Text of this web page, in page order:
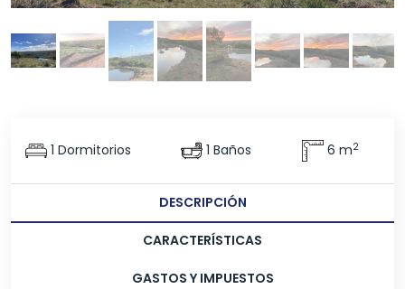
1 Dormitorios 1 Baños 6 m2
DESCRIPCIÓN
CARACTERÍSTICAS
GASTOS Y IMPUESTOS